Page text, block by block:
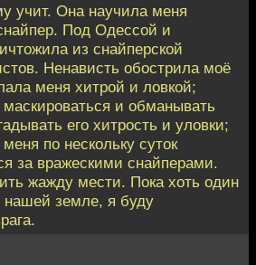
учит. Она научила меня
Под Одессой и
из снайперской
Ненависть обострила моё
меня хитрой и ловкой;
и обманывать
его хитрость и уловки;
по нескольку суток
за вражескими снайперами.
жажду мести. Пока хоть один
нашей земле, я буду